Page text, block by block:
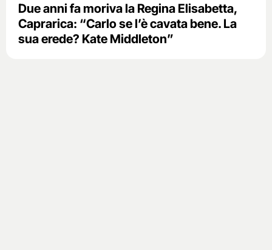
Due anni fa moriva la Regina Elisabetta,
Caprarica: “Carlo se l’è cavata bene. La
sua erede? Kate Middleton”